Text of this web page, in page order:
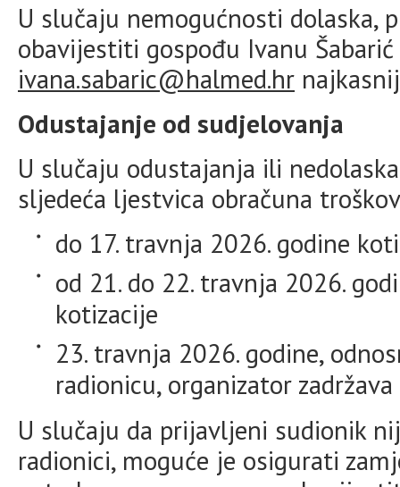
U slučaju nemogućnosti dolaska,
obavijestiti gospođu Ivanu
ivana.sabaric@halmed.hr
Odustajanje od sudjelovanja
U slučaju odustajanja ili
sljedeća ljestvica obračuna
do 17. travnja 2026. godine
od 21. do 22. travnja 2026.
kotizacije
23. travnja 2026. godine,
radionicu, organizator
U slučaju da prijavljeni sudionik
radionici, moguće je osigurati